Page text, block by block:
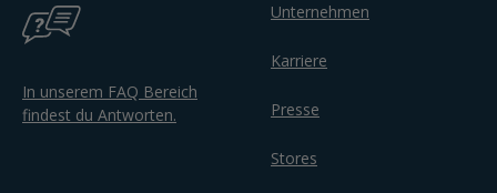
In unserem FAQ Bereich
findest du Antworten.
Unternehmen
Karriere
Presse
Stores